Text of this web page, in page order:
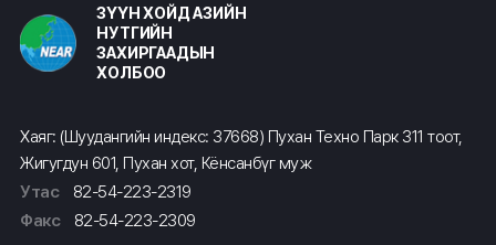
ЗҮҮН ХОЙД АЗИЙН
НУТГИЙН
ЗАХИРГААДЫН
ХОЛБОО
Хаяг: (Шуудангийн индекс: 37668) Пухан Техно Парк 311 тоот,
Жигугдун 601, Пухан хот, Кёнсанбүг муж
Утас
82-54-223-2319
Факс
82-54-223-2309